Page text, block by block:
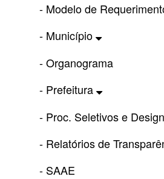
- Modelo de
- Município
- Organograma
- Prefeitura
- Proc. Seletivos e
- Relatórios de
- SAAE